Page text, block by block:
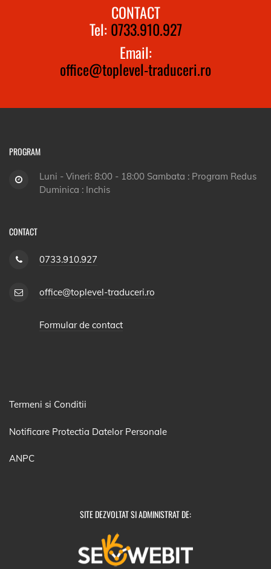
CONTACT
Tel: 0733.910.927
Email:
office@toplevel-traduceri.ro
PROGRAM
Luni - Vineri: 8:00 - 18:00 Sambata : Program Redus
Duminica : Inchis
CONTACT
0733.910.927
office@toplevel-traduceri.ro
Formular de contact
Termeni si Conditii
Notificare Protectia Datelor Personale
ANPC
SITE DEZVOLTAT SI ADMINISTRAT DE: